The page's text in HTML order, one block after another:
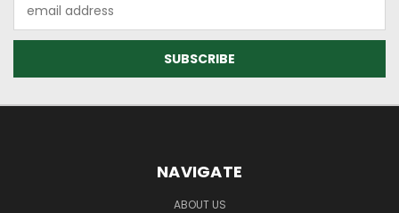
Address
NAVIGATE
ABOUT US